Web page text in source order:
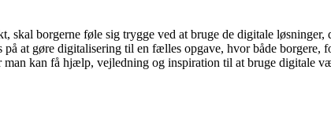
borgerne føle sig trygge ved at bruge de digitale
at gøre digitalisering til en fælles opgave, hvor både borgere,
man kan få hjælp, vejledning og inspiration til at bruge digitale